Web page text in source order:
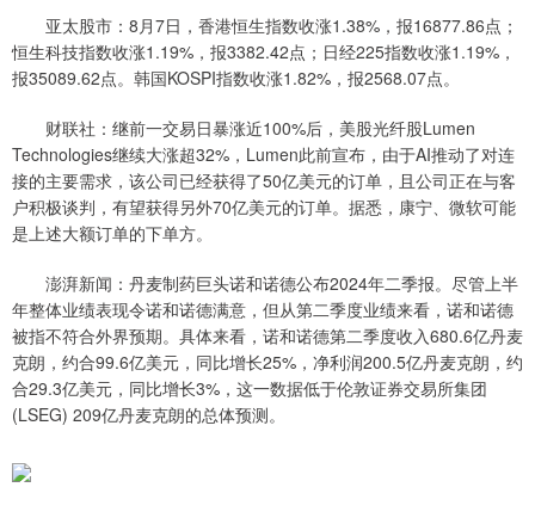
亚太股市：8月7日，香港恒生指数收涨1.38%，报16877.86点；
恒生科技指数收涨1.19%，报3382.42点；日经225指数收涨1.19%，
报35089.62点。韩国KOSPI指数收涨1.82%，报2568.07点。
财联社：继前一交易日暴涨近100%后，美股光纤股Lumen
Technologies继续大涨超32%，Lumen此前宣布，由于AI推动了对连
接的主要需求，该公司已经获得了50亿美元的订单，且公司正在与客
户积极谈判，有望获得另外70亿美元的订单。据悉，康宁、微软可能
是上述大额订单的下单方。
澎湃新闻：丹麦制药巨头诺和诺德公布2024年二季报。尽管上半
年整体业绩表现令诺和诺德满意，但从第二季度业绩来看，诺和诺德
被指不符合外界预期。具体来看，诺和诺德第二季度收入680.6亿丹麦
克朗，约合99.6亿美元，同比增长25%，净利润200.5亿丹麦克朗，约
合29.3亿美元，同比增长3%，这一数据低于伦敦证券交易所集团
(LSEG) 209亿丹麦克朗的总体预测。